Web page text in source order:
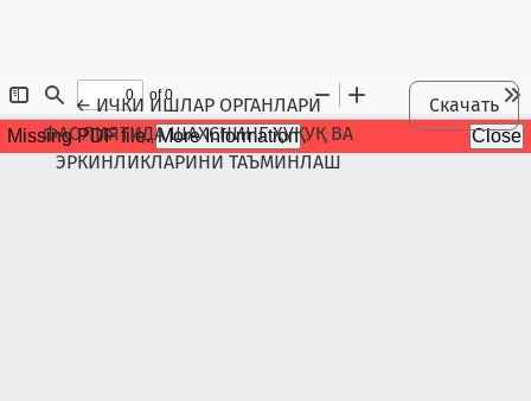
←Maqola tafsilotlariga qaytish
ИЧКИ ИШЛАР ОРГАНЛАРИ
ФАОЛИЯТИДА ШАХСНИНГ ҲУҚУҚ ВА
ЭРКИНЛИКЛАРИНИ ТАЪМИНЛАШ
Скачать